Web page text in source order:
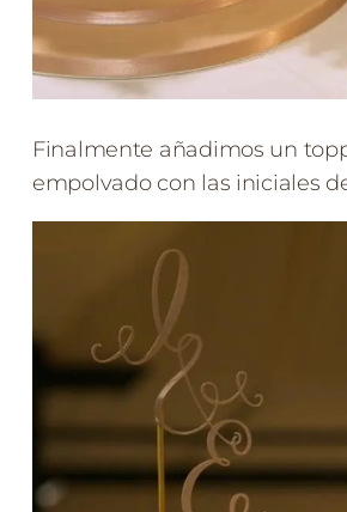
Finalmente añadimos un
empolvado con las iniciales